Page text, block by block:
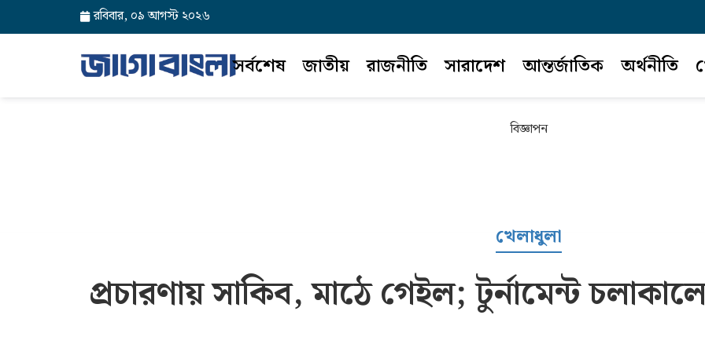
রবিবার, ০৯ আগস্ট ২০২৬
সর্বশেষ জাতীয় রাজনীতি সারাদেশ আন্তর্জাতিক অর্থনীতি
বিজ্ঞাপন
খেলাধুলা
প্রচারণায় সাকিব, মাঠে গেইল; টুর্নামেন্ট